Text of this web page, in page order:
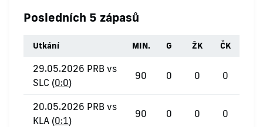
Posledních 5 zápasů
Utkání MIN. G ŽK ČK
29.05.2026 PRB vs
SLC (0:0)
90 0 0 0
20.05.2026 PRB vs
KLA (0:1)
90 0 0 0